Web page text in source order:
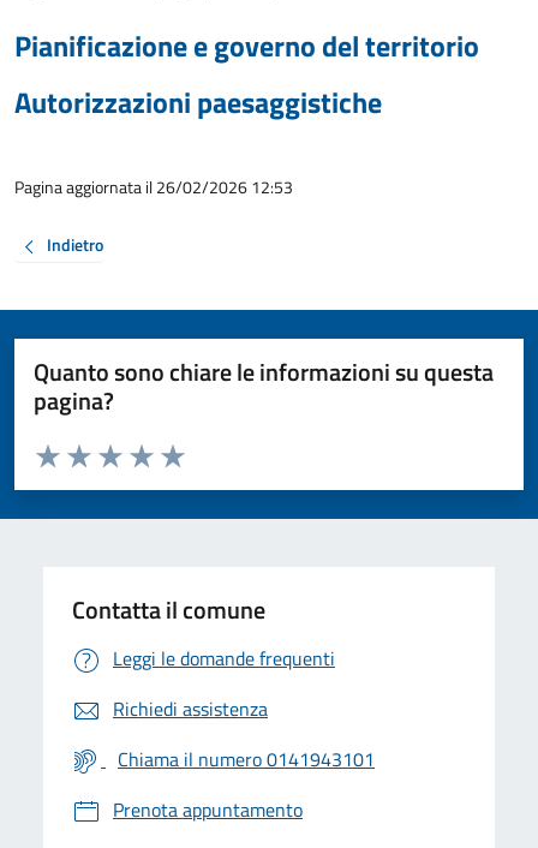
Pianificazione e governo del territorio
Autorizzazioni paesaggistiche
Pagina aggiornata il 26/02/2026 12:53
Indietro
Quanto sono chiare le informazioni su questa
pagina?
Valuta da 1 a 5 stelle la pagina
Valuta 5 stelle su 5
Valuta 4 stelle su 5
Valuta 3 stelle su 5
Valuta 2 stelle su 5
Valuta 1 stelle su 5
Contatta il comune
Leggi le domande frequenti
Richiedi assistenza
Chiama il numero 0141943101
Prenota appuntamento